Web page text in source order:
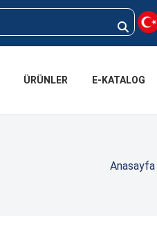
ÜRÜNLER E-KATALOG
Anasayfa